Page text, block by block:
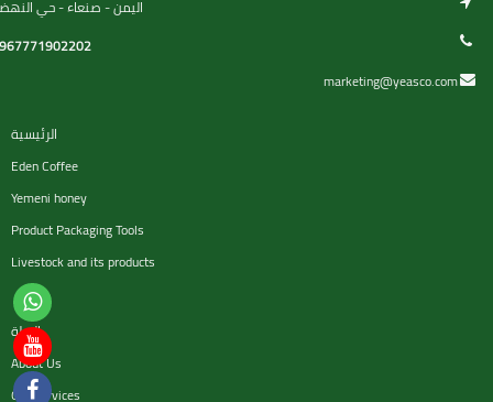
اليمن - صنعاء - حي
marketing@yeasco.com
الرئيسية
Eden Coffee
Yemeni honey
Product Packaging Tools
Livestock and its products
السلة
About Us
Our services